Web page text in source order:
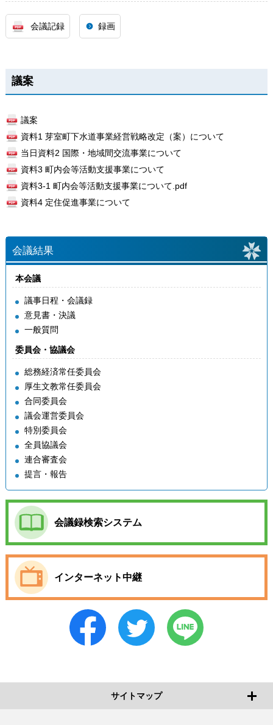
会議記録 録画
議案
議案
資料1 芽室町下水道事業経営戦略改定（案）について
当日資料2 国際・地域間交流事業について
資料3 町内会等活動支援事業について
資料3-1 町内会等活動支援事業について.pdf
資料4 定住促進事業について
会議結果
本会議
議事日程・会議録
意見書・決議
一般質問
委員会・協議会
総務経済常任委員会
厚生文教常任委員会
合同委員会
議会運営委員会
特別委員会
全員協議会
連合審査会
提言・報告
会議録検索システム
インターネット中継
サイトマップ